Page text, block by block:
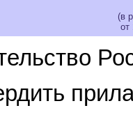
(в
от